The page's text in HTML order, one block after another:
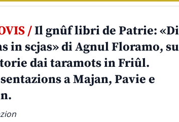
/Il gnûf libri de Patrie: «Di
in scjas» di Agnul Floramo, su
dai taramots in Friûl.
a Majan, Pavie e